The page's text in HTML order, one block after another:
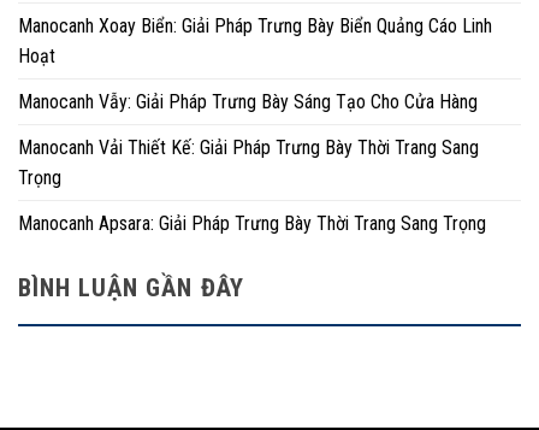
Manocanh Xoay Biển: Giải Pháp Trưng Bày Biển Quảng Cáo Linh
Hoạt
Manocanh Vẫy: Giải Pháp Trưng Bày Sáng Tạo Cho Cửa Hàng
Manocanh Vải Thiết Kế: Giải Pháp Trưng Bày Thời Trang Sang
Trọng
Manocanh Apsara: Giải Pháp Trưng Bày Thời Trang Sang Trọng
BÌNH LUẬN GẦN ĐÂY